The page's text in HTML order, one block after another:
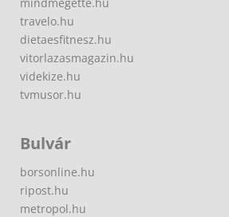
travelo.hu
dietaesfitnesz.hu
vitorlazasmagazin.hu
videkize.hu
tvmusor.hu
Bulvár
borsonline.hu
ripost.hu
metropol.hu